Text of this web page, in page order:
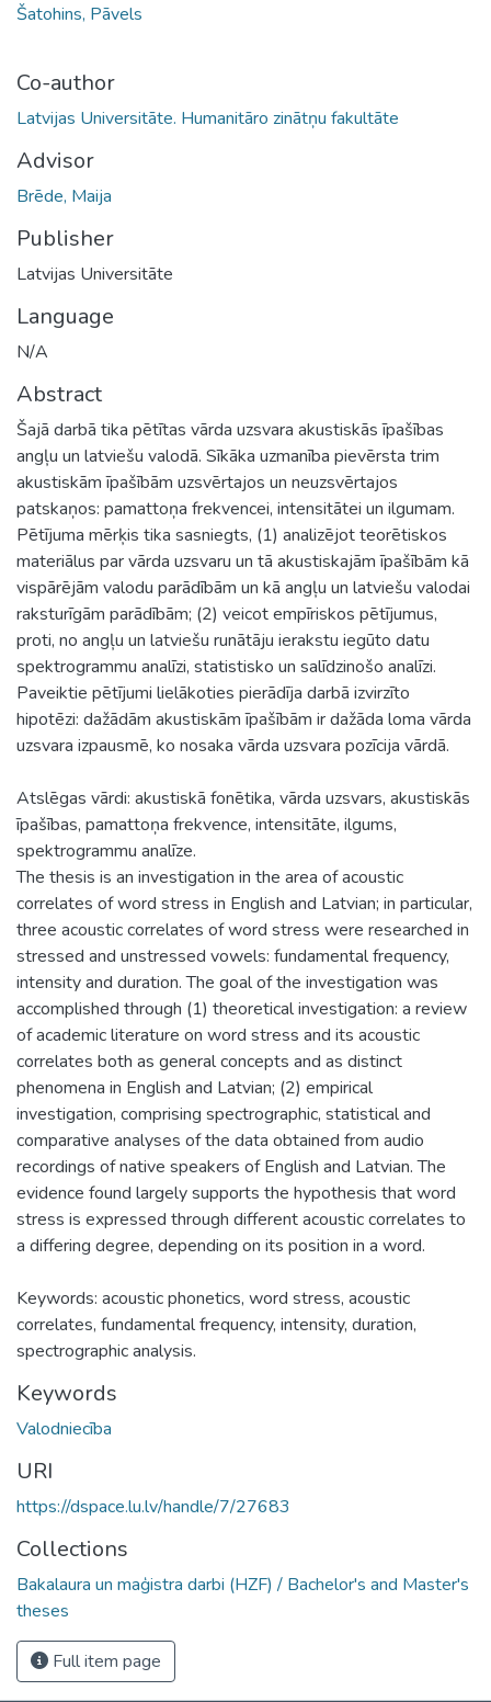
Šatohins, Pāvels
Co-author
Latvijas Universitāte. Humanitāro zinātņu fakultāte
Advisor
Brēde, Maija
Publisher
Latvijas Universitāte
Language
N/A
Abstract
Šajā darbā tika pētītas vārda uzsvara akustiskās īpašības
angļu un latviešu valodā. Sīkāka uzmanība pievērsta trim
akustiskām īpašībām uzsvērtajos un neuzsvērtajos
patskaņos: pamattoņa frekvencei, intensitātei un ilgumam.
Pētījuma mērķis tika sasniegts, (1) analizējot teorētiskos
materiālus par vārda uzsvaru un tā akustiskajām īpašībām kā
vispārējām valodu parādībām un kā angļu un latviešu valodai
raksturīgām parādībām; (2) veicot empīriskos pētījumus,
proti, no angļu un latviešu runātāju ierakstu iegūto datu
spektrogrammu analīzi, statistisko un salīdzinošo analīzi.
Paveiktie pētījumi lielākoties pierādīja darbā izvirzīto
hipotēzi: dažādām akustiskām īpašībām ir dažāda loma vārda
uzsvara izpausmē, ko nosaka vārda uzsvara pozīcija vārdā.
Atslēgas vārdi: akustiskā fonētika, vārda uzsvars, akustiskās
īpašības, pamattoņa frekvence, intensitāte, ilgums,
spektrogrammu analīze.
The thesis is an investigation in the area of acoustic
correlates of word stress in English and Latvian; in particular,
three acoustic correlates of word stress were researched in
stressed and unstressed vowels: fundamental frequency,
intensity and duration. The goal of the investigation was
accomplished through (1) theoretical investigation: a review
of academic literature on word stress and its acoustic
correlates both as general concepts and as distinct
phenomena in English and Latvian; (2) empirical
investigation, comprising spectrographic, statistical and
comparative analyses of the data obtained from audio
recordings of native speakers of English and Latvian. The
evidence found largely supports the hypothesis that word
stress is expressed through different acoustic correlates to
a differing degree, depending on its position in a word.
Keywords: acoustic phonetics, word stress, acoustic
correlates, fundamental frequency, intensity, duration,
spectrographic analysis.
Keywords
Valodniecība
URI
https://dspace.lu.lv/handle/7/27683
Collections
Bakalaura un maģistra darbi (HZF) / Bachelor's and Master's
theses
Full item page